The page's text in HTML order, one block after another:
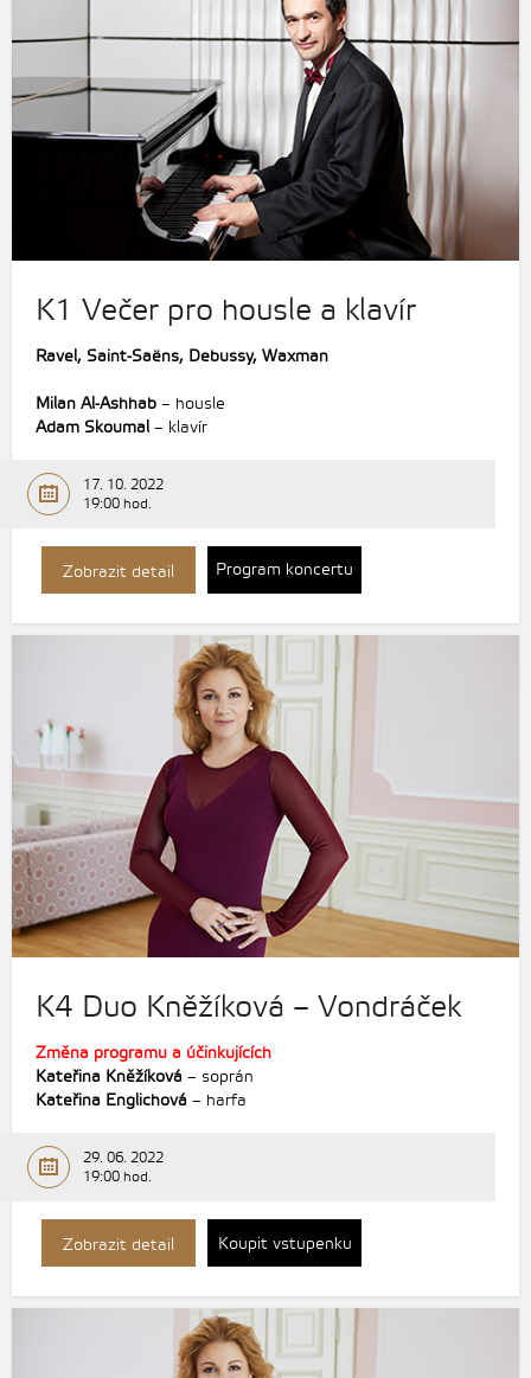
K1 Večer pro housle a klavír
Ravel, Saint-Saëns, Debussy, Waxman
Milan Al-Ashhab – housle
Adam Skoumal – klavír
17. 10. 2022
19:00 hod.
Zobrazit detail Program koncertu
K4 Duo Kněžíková – Vondráček
Změna programu a účinkujících
Kateřina Kněžíková – soprán
Kateřina Englichová – harfa
29. 06. 2022
19:00 hod.
Zobrazit detail Koupit vstupenku